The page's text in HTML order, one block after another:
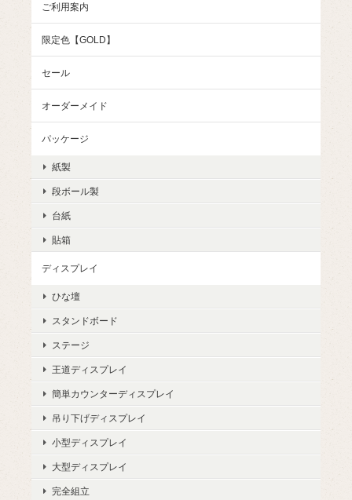
ご利用案内
限定色【GOLD】
セール
オーダーメイド
パッケージ
紙製
段ボール製
台紙
貼箱
ディスプレイ
ひな壇
スタンドボード
ステージ
王道ディスプレイ
簡単カウンターディスプレイ
吊り下げディスプレイ
小型ディスプレイ
大型ディスプレイ
完全組立